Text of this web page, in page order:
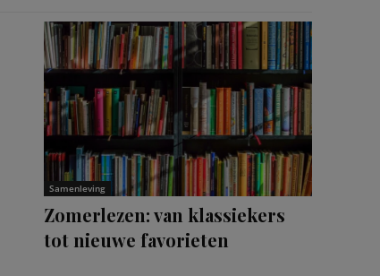
Samenleving
Zomerlezen: van klassiekers
tot nieuwe favorieten